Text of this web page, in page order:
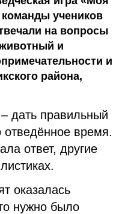
учеников
на вопросы
и
и
района,
дать правильный
отведённое время.
ответ, другие
оказалась
нужно было